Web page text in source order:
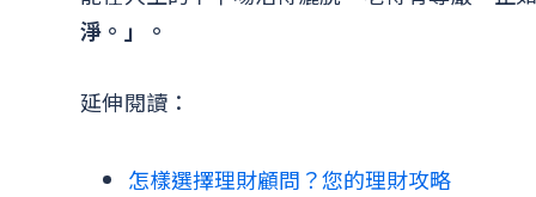
淨。」。
延伸閱讀：
怎樣選擇理財顧問？您的理財攻略